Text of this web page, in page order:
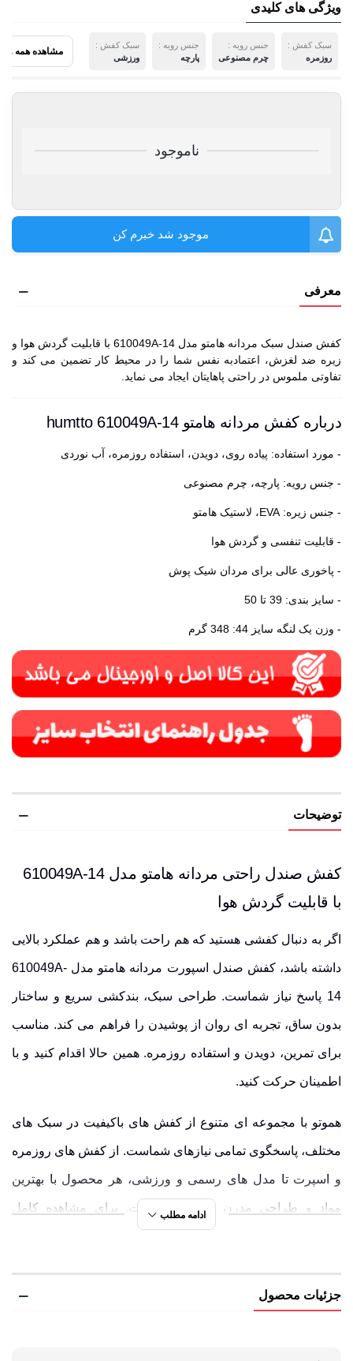
ویژگی های کلیدی
سبک کفش :
روزمره
جنس رویه :
چرم مصنوعی
جنس رویه :
پارچه
سبک کفش :
ورزشی
مشاهده همه
ناموجود
موجود شد خبرم کن
معرفی
کفش صندل سبک مردانه هامتو مدل 610049A-14 با قابلیت گردش هوا و
زیره ضد لغزش، اعتمادبه نفس شما را در محیط کار تضمین می کند و
تفاوتی ملموس در راحتی پاهایتان ایجاد می نماید.
درباره کفش مردانه هامتو humtto 610049A-14
- مورد استفاده: پیاده روی، دویدن، استفاده روزمره، آب نوردی
- جنس رویه: پارچه، چرم مصنوعی
- جنس زیره: EVA، لاستیک هامتو
- قابلیت تنفسی و گردش هوا
- پاخوری عالی برای مردان شیک پوش
- سایز بندی: 39 تا 50
- وزن یک لنگه سایز 44: 348 گرم
توضیحات
کفش صندل راحتی مردانه هامتو مدل 610049A-14
با قابلیت گردش هوا
اگر به دنبال کفشی هستید که هم راحت باشد و هم عملکرد بالایی
داشته باشد، کفش صندل اسپورت مردانه هامتو مدل 610049A-
14 پاسخ نیاز شماست. طراحی سبک، بندکشی سریع و ساختار
بدون ساق، تجربه ای روان از پوشیدن را فراهم می کند. مناسب
برای تمرین، دویدن و استفاده روزمره. همین حالا اقدام کنید و با
اطمینان حرکت کنید.
هموتو با مجموعه ای متنوع از کفش های باکیفیت در سبک های
مختلف، پاسخگوی تمامی نیازهای شماست. از کفش های روزمره
و اسپرت تا مدل های رسمی و ورزشی، هر محصول با بهترین
مواد و طراحی مدرن تولید شده است. برای مشاهده کامل
ادامه مطلب
جزئیات محصول